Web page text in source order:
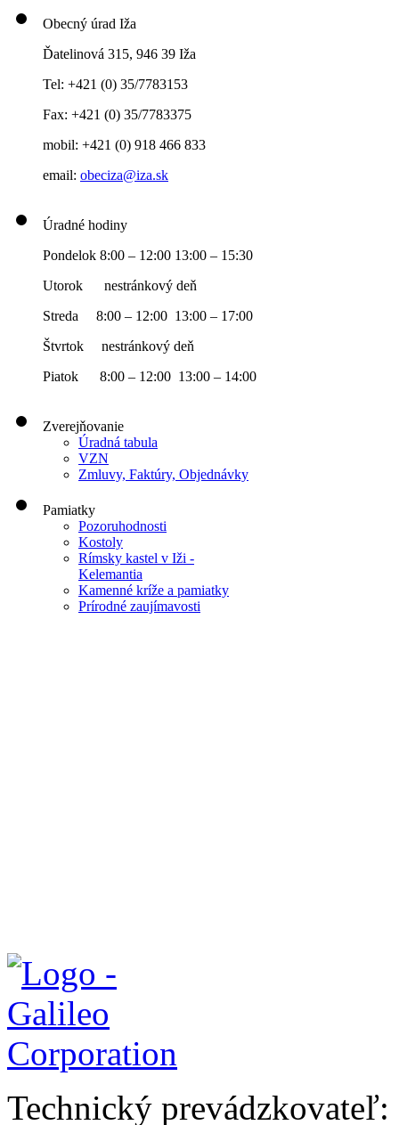
Obecný úrad Iža
Ďatelinová 315, 946 39 Iža
Tel: +421 (0) 35/7783153
Fax: +421 (0) 35/7783375
mobil: +421 (0) 918 466 833
email: obeciza@iza.sk
Úradné hodiny
Pondelok 8:00 – 12:00 13:00 – 15:30
Utorok nestránkový deň
Streda 8:00 – 12:00 13:00 – 17:00
Štvrtok nestránkový deň
Piatok 8:00 – 12:00 13:00 – 14:00
Zverejňovanie
Úradná tabula
VZN
Zmluvy, Faktúry, Objednávky
Pamiatky
Pozoruhodnosti
Kostoly
Rímsky kastel v Iži -
Kelemantia
Kamenné kríže a pamiatky
Prírodné zaujímavosti
Technický prevádzkovateľ: